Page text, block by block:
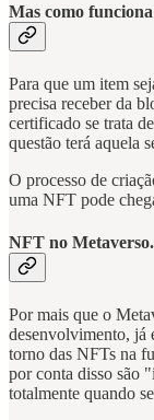
Mas como
Para que um item
precisa receber da
certificado se trata
questão terá aquela
O processo de
uma NFT pode
NFT no Metaverso.
Por mais que o
desenvolvimento, já
torno das NFTs na
por conta disso são
totalmente quando